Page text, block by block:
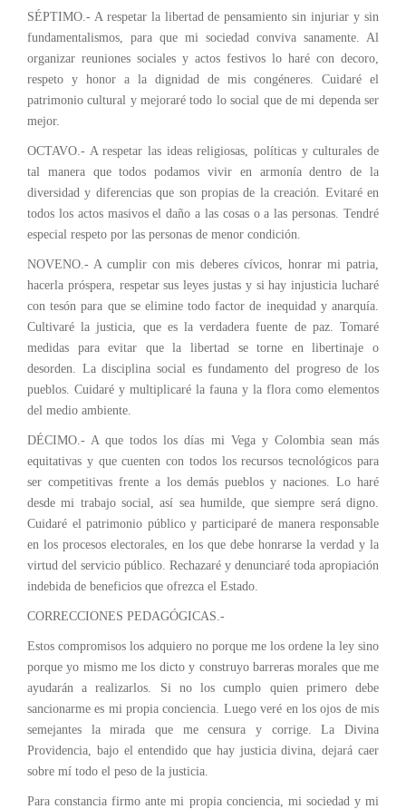
SÉPTIMO.- A respetar la libertad de pensamiento sin injuriar y sin
fundamentalismos, para que mi sociedad conviva sanamente. Al
organizar reuniones sociales y actos festivos lo haré con decoro,
respeto y honor a la dignidad de mis congéneres. Cuidaré el
patrimonio cultural y mejoraré todo lo social que de mi dependa ser
mejor.
OCTAVO.- A respetar las ideas religiosas, políticas y culturales de
tal manera que todos podamos vivir en armonía dentro de la
diversidad y diferencias que son propias de la creación. Evitaré en
todos los actos masivos el daño a las cosas o a las personas. Tendré
especial respeto por las personas de menor condición.
NOVENO.- A cumplir con mis deberes cívicos, honrar mi patria,
hacerla próspera, respetar sus leyes justas y si hay injusticia lucharé
con tesón para que se elimine todo factor de inequidad y anarquía.
Cultivaré la justicia, que es la verdadera fuente de paz. Tomaré
medidas para evitar que la libertad se torne en libertinaje o
desorden. La disciplina social es fundamento del progreso de los
pueblos. Cuidaré y multiplicaré la fauna y la flora como elementos
del medio ambiente.
DÉCIMO.- A que todos los días mi Vega y Colombia sean más
equitativas y que cuenten con todos los recursos tecnológicos para
ser competitivas frente a los demás pueblos y naciones. Lo haré
desde mi trabajo social, así sea humilde, que siempre será digno.
Cuidaré el patrimonio público y participaré de manera responsable
en los procesos electorales, en los que debe honrarse la verdad y la
virtud del servicio público. Rechazaré y denunciaré toda apropiación
indebida de beneficios que ofrezca el Estado.
CORRECCIONES PEDAGÓGICAS.-
Estos compromisos los adquiero no porque me los ordene la ley sino
porque yo mismo me los dicto y construyo barreras morales que me
ayudarán a realizarlos. Si no los cumplo quien primero debe
sancionarme es mi propia conciencia. Luego veré en los ojos de mis
semejantes la mirada que me censura y corrige. La Divina
Providencia, bajo el entendido que hay justicia divina, dejará caer
sobre mí todo el peso de la justicia.
Para constancia firmo ante mi propia conciencia, mi sociedad y mi